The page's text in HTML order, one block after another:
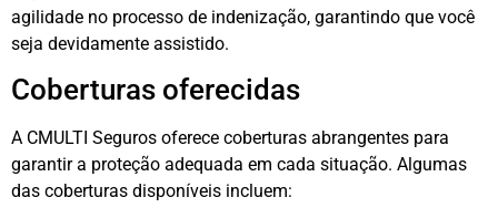
agilidade no processo de indenização, garantindo que você
seja devidamente assistido.
Coberturas oferecidas
A CMULTI Seguros oferece coberturas abrangentes para
garantir a proteção adequada em cada situação. Algumas
das coberturas disponíveis incluem: